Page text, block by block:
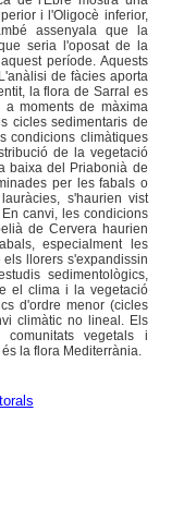
i l'Oligocè inferior,
assenyala que la
seria l'oposat de la
període. Aquests
de fàcies aporta
la flora de Sarral es
moments de màxima
cicles sedimentaris de
condicions climàtiques
de la vegetació
baixa del Priabonià de
per les fabals o
s'haurien vist
canvi, les condicions
de Cervera haurien
especialment les
llorers s'expandissin
sedimentològics,
el clima i la vegetació
d'ordre menor (cicles
climàtic no lineal. Els
comunitats vegetals i
la flora Mediterrània.